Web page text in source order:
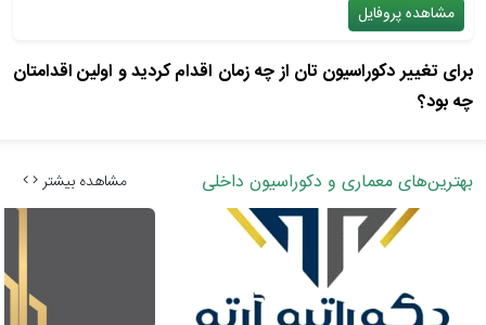
مشاهده پروفایل
برای تغییر دکوراسیون تان از چه زمان اقدام کردید و اولین اقدامتان
چه بود؟
بهترین‌های معماری و دکوراسیون داخلی مشاهده بیشتر